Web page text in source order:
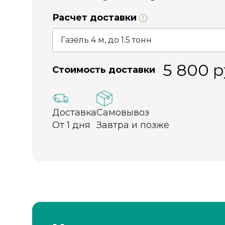
Расчет доставки
Стоимость доставки 5 800
Доставка
От 1 дня
Самовывоз
Завтра и позже